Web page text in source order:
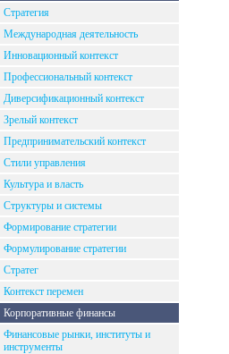
Стратегия
Международная деятельность
Инновационный контекст
Профессиональный контекст
Диверсификационный контекст
Зрелый контекст
Предпринимательский контекст
Стили управления
Культура и власть
Структуры и системы
Формирование стратегии
Формулирование стратегии
Стратег
Контекст перемен
Корпоративные финансы
Финансовые рынки, институты и
инструменты